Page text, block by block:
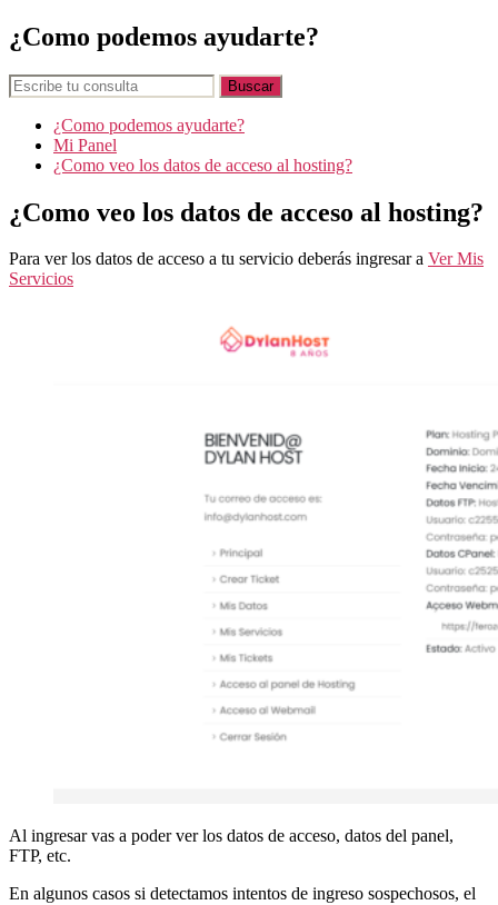
¿Como podemos ayudarte?
¿Como podemos ayudarte?
Mi Panel
¿Como veo los datos de acceso al hosting?
¿Como veo los datos de acceso al hosting?
Para ver los datos de acceso a tu servicio deberás ingresar a Ver Mis
Servicios
Al ingresar vas a poder ver los datos de acceso, datos del panel,
FTP, etc.
En algunos casos si detectamos intentos de ingreso sospechosos, el